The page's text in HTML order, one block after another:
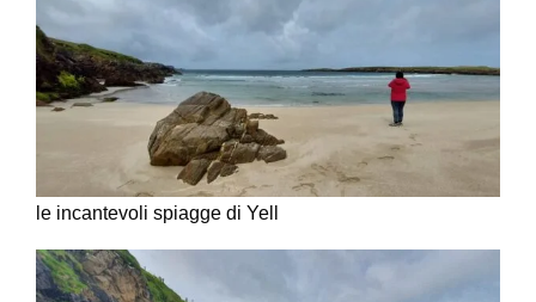
le incantevoli spiagge di Yell